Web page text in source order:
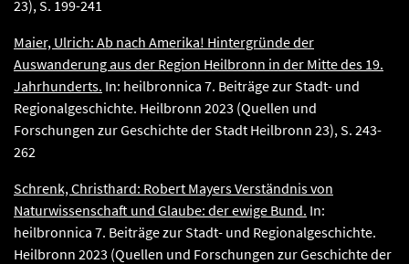
23), S. 199-241
Maier, Ulrich: Ab nach Amerika! Hintergründe der
Auswanderung aus der Region Heilbronn in der Mitte des 19.
Jahrhunderts. In: heilbronnica 7. Beiträge zur Stadt- und
Regionalgeschichte. Heilbronn 2023 (Quellen und
Forschungen zur Geschichte der Stadt Heilbronn 23), S. 243-
262
Schrenk, Christhard: Robert Mayers Verständnis von
Naturwissenschaft und Glaube: der ewige Bund. In:
heilbronnica 7. Beiträge zur Stadt- und Regionalgeschichte.
Heilbronn 2023 (Quellen und Forschungen zur Geschichte der